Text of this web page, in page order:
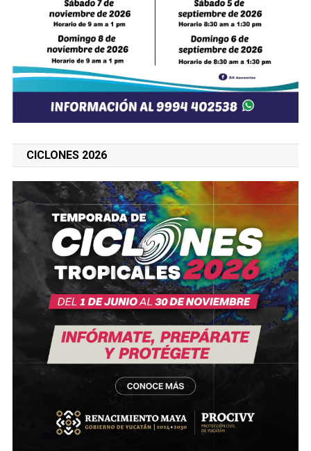
CICLONES 2026